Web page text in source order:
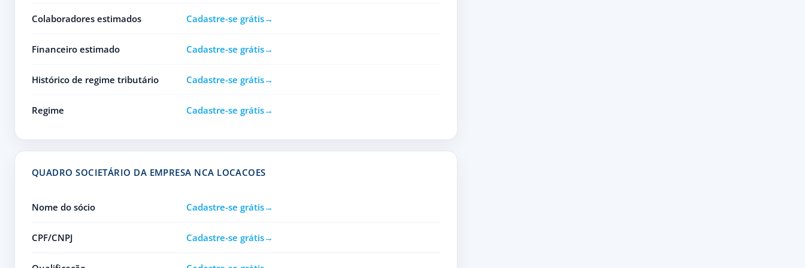
Colaboradores estimados Cadastre-se grátis
Financeiro estimado Cadastre-se grátis
Histórico de regime tributário Cadastre-se grátis
Regime Cadastre-se grátis
QUADRO SOCIETÁRIO DA EMPRESA NCA LOCACOES
Nome do sócio Cadastre-se grátis
CPF/CNPJ Cadastre-se grátis